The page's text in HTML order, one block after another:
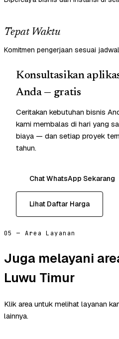
Tepat Waktu
Komitmen pengerjaan sesuai
Konsultasikan
Anda — gratis
Ceritakan kebutuhan bisnis
kami membalas di hari yang
biaya — dan setiap proyek
tahun.
Chat WhatsApp Sekarang
Lihat Daftar Harga
05 — Area Layanan
Juga melayani
Luwu Timur
Klik area untuk melihat layanan
lainnya.